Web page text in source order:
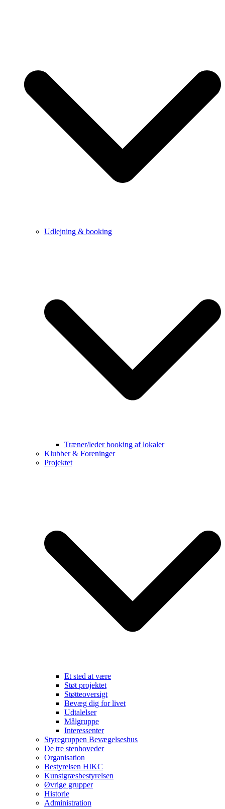
Udlejning & booking
Træner/leder booking af lokaler
Klubber & Foreninger
Projektet
Et sted at være
Støt projektet
Støtteoversigt
Bevæg dig for livet
Udtalelser
Målgruppe
Interessenter
Styregruppen Bevægelseshus
De tre stenhoveder
Organisation
Bestyrelsen HIKC
Kunstgræsbestyrelsen
Øvrige grupper
Historie
Administration